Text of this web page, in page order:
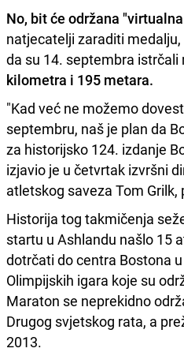
No, bit će održana
natjecatelji zaraditi
da su 14. septembra
kilometra i 195 metara.
"Kad već ne možemo
septembru, naš je plan da
za historijsko 124. izdanje
izjavio je u četvrtak izvršni
atletskog saveza Tom Grilk,
Historija tog takmičenja
startu u Ashlandu našlo 15
dotrčati do centra Bostona
Olimpijskih igara koje su
Maraton se neprekidno
Drugog svjetskog rata, a
2013.